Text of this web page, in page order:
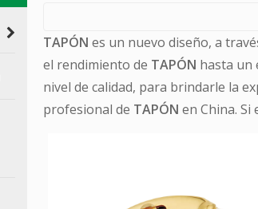
TAPÓN es un nuevo diseño, a
el rendimiento de TAPÓN hasta un
nivel de calidad, para brindarle la
profesional de TAPÓN en China.